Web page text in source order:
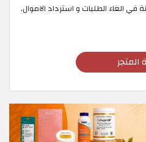
الغاء الطلبات و استرداد الاموال.
المتجر